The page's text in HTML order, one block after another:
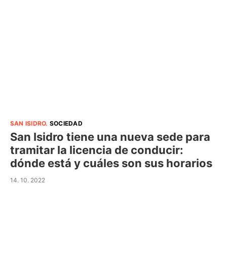
SAN ISIDRO. SOCIEDAD
San Isidro tiene una nueva sede para
tramitar la licencia de conducir:
dónde está y cuáles son sus horarios
14. 10. 2022